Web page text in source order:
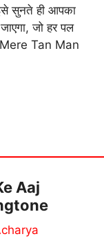
सुनते ही आपका
जो हर पल
Tan Man
Aaj